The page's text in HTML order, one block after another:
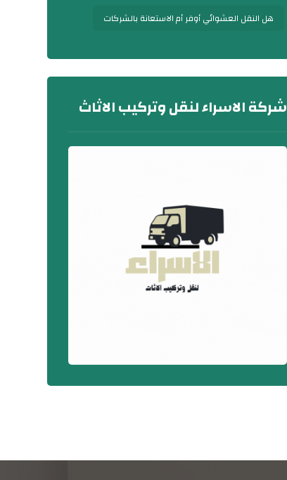
هل النقل العشوائي أوفر أم الاستعانة بالشركات
شركة الاسراء لنقل وتركيب الاثاث